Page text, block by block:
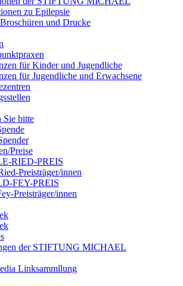
zu Epilepsie
und Drucke
für Kinder und Jugendliche
für Jugendliche und Erwachsene
Sie bitte
Preise
RIED-PREIS
Preisträger/innen
FEY-PREIS
Preisträger/innen
der STIFTUNG MICHAEL
Linksammllung